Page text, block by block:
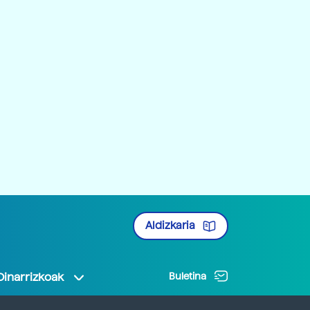
Aldizkaria
Buletina